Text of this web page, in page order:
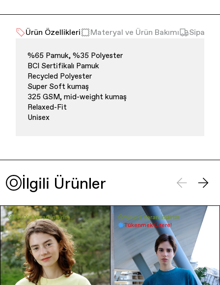
Ürün Özellikleri Materyal ve Ürün Bakımı Sipariş
%65 Pamuk, %35 Polyester
BCI Sertifikalı Pamuk
Recycled Polyester
Super Soft kumaş
325 GSM, mid-weight kumaş
Relaxed-Fit
Unisex
İlgili Ürünler
%40'a Varan İndirim
%40'a Varan İndirim
Tükenmek Üzere!